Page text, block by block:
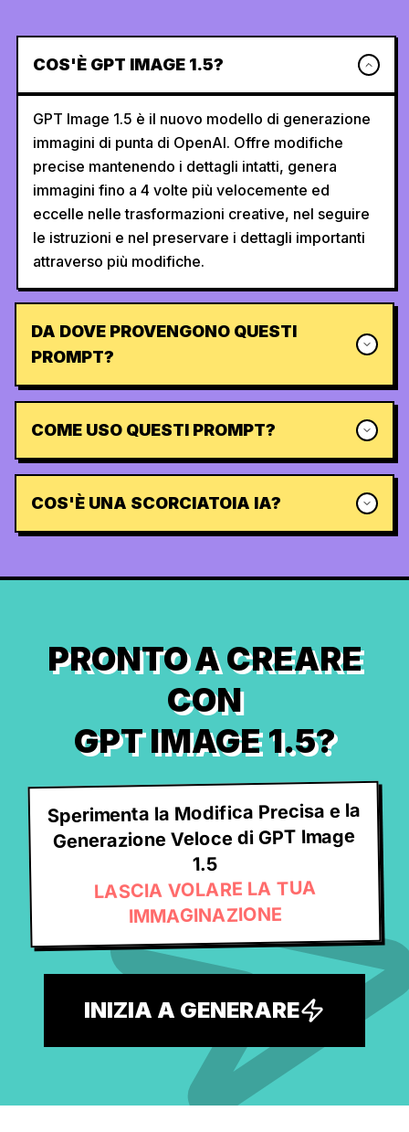
COS'È GPT IMAGE 1.5?
GPT Image 1.5 è il nuovo modello di generazione
immagini di punta di OpenAI. Offre modifiche
precise mantenendo i dettagli intatti, genera
immagini fino a 4 volte più velocemente ed
eccelle nelle trasformazioni creative, nel seguire
le istruzioni e nel preservare i dettagli importanti
attraverso più modifiche.
DA DOVE PROVENGONO QUESTI
PROMPT?
COME USO QUESTI PROMPT?
COS'È UNA SCORCIATOIA IA?
PRONTO A CREARE
CON
GPT IMAGE 1.5?
Sperimenta la Modifica Precisa e la
Generazione Veloce di GPT Image
1.5
LASCIA VOLARE LA TUA
IMMAGINAZIONE
INIZIA A GENERARE